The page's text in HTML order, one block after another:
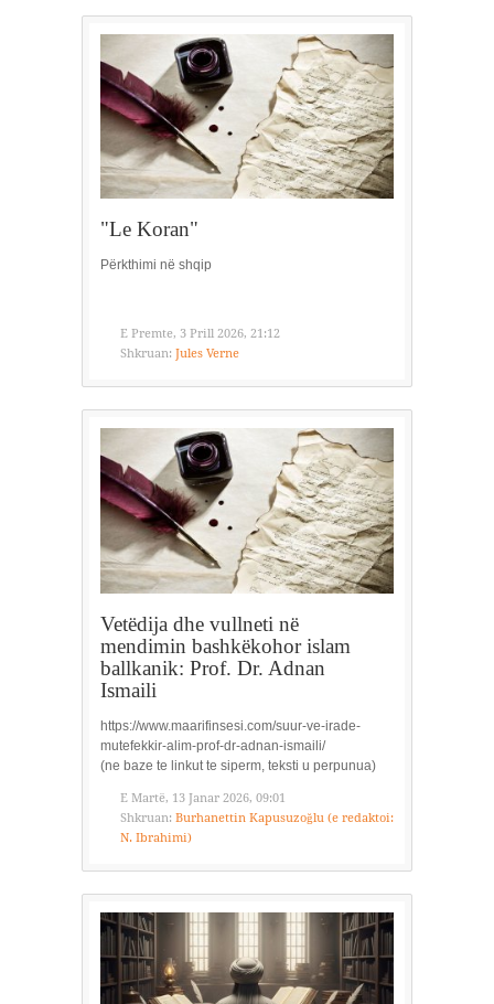
"Le Koran"
Përkthimi në shqip
E Premte, 3 Prill 2026, 21:12
Shkruan: Jules Verne
Vetëdija dhe vullneti në
mendimin bashkëkohor islam
ballkanik: Prof. Dr. Adnan
Ismaili
https://www.maarifinsesi.com/suur-ve-irade-
mutefekkir-alim-prof-dr-adnan-ismaili/
(ne baze te linkut te siperm, teksti u perpunua)
E Martë, 13 Janar 2026, 09:01
Shkruan: Burhanettin Kapusuzoğlu (e redaktoi:
N. Ibrahimi)